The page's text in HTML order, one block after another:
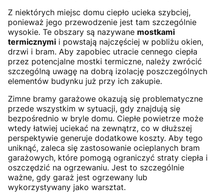
Z niektórych miejsc domu ciepło ucieka szybciej,
ponieważ jego przewodzenie jest tam szczególnie
wysokie. Te obszary są nazywane mostkami
termicznymi i powstają najczęściej w pobliżu okien,
drzwi i bram. Aby zapobiec utracie cennego ciepła
przez potencjalne mostki termiczne, należy zwrócić
szczególną uwagę na dobrą izolację poszczególnych
elementów budynku już przy ich zakupie.
Zimne bramy garażowe okazują się problematyczne
przede wszystkim w sytuacji, gdy znajdują się
bezpośrednio w bryle domu. Ciepłe powietrze może
wtedy łatwiej uciekać na zewnątrz, co w dłuższej
perspektywie generuje dodatkowe koszty. Aby tego
uniknąć, zaleca się zastosowanie ocieplanych bram
garażowych, które pomogą ograniczyć straty ciepła i
oszczędzić na ogrzewaniu. Jest to szczególnie
ważne, gdy garaż jest ogrzewany lub
wykorzystywany jako warsztat.